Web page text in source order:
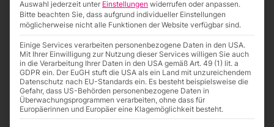
Datei herunterladen
Auswahl jederzeit unter Einstellungen widerrufen oder anpassen.
Bitte beachten Sie, dass aufgrund individueller Einstellungen
möglicherweise nicht alle Funktionen der Website verfügbar sind.
Einige Services verarbeiten personenbezogene Daten in den USA.
Mit Ihrer Einwilligung zur Nutzung dieser Services willigen Sie auch
in die Verarbeitung Ihrer Daten in den USA gemäß Art. 49 (1) lit. a
GDPR ein. Der EuGH stuft die USA als ein Land mit unzureichendem
Datenschutz nach EU-Standards ein. Es besteht beispielsweise die
Gefahr, dass US-Behörden personenbezogene Daten in
Überwachungsprogrammen verarbeiten, ohne dass für
Europäerinnen und Europäer eine Klagemöglichkeit besteht.